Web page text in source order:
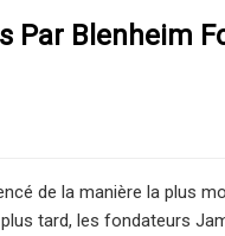
Par Blenheim
de la manière la plus
tard, les fondateurs